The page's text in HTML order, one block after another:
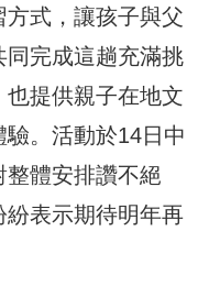
式，讓孩子與父
完成這趟充滿挑
提供親子在地文
。活動於14日中
體安排讚不絕
紛表示期待明年再